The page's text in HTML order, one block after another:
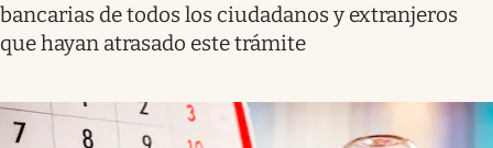
bancarias de todos los ciudadanos y extranjeros
que hayan atrasado este trámite